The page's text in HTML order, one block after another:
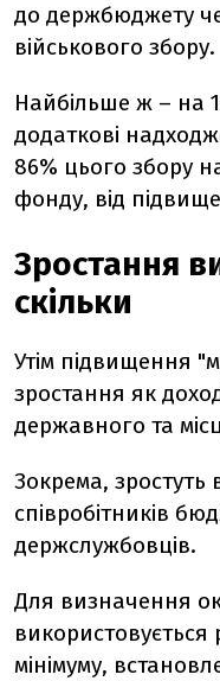
до держбюджету
військового збору.
Найбільше ж – на
додаткові
86% цього збору
фонду, від
Зростання
скільки
Утім підвищення
зростання як
державного та
Зокрема, зростуть
співробітників
держслужбовців.
Для визначення
мінімуму,